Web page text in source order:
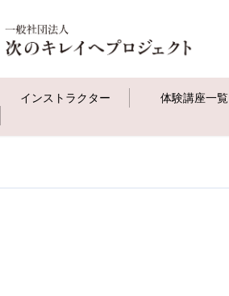
インストラクター 体験講座一覧